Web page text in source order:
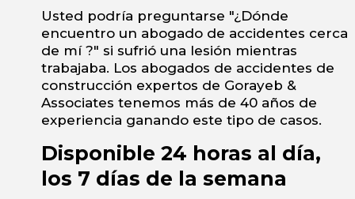
Usted podría preguntarse "¿Dónde
encuentro un abogado de accidentes cerca
de mí ?" si sufrió una lesión mientras
trabajaba. Los abogados de accidentes de
construcción expertos de Gorayeb &
Associates tenemos más de 40 años de
experiencia ganando este tipo de casos.
Disponible 24 horas al día,
los 7 días de la semana